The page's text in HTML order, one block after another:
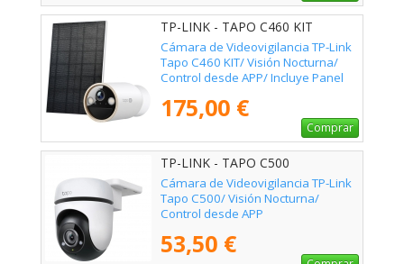
TP-LINK - TAPO C460 KIT
Cámara de Videovigilancia TP-Link
Tapo C460 KIT/ Visión Nocturna/
Control desde APP/ Incluye Panel
175,00 €
Comprar
TP-LINK - TAPO C500
Cámara de Videovigilancia TP-Link
Tapo C500/ Visión Nocturna/
Control desde APP
53,50 €